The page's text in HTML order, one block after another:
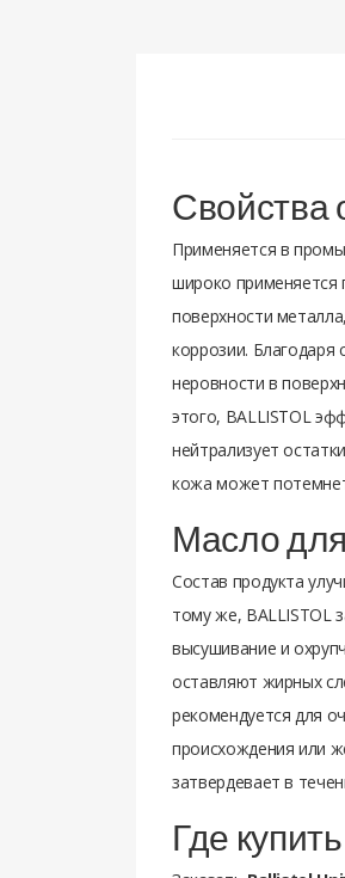
Свойства
Применяется в
широко применяется
поверхности
коррозии.
неровности в
этого, BALLISTOL
нейтрализует
кожа может
Масло
Состав продукта
тому же, BALLISTOL
высушивание и
оставляют жирных
рекомендуется для
происхождения или
затвердевает в
Где